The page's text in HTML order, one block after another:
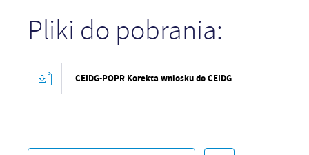
Pliki do pobrania:
CEIDG-POPR Korekta wniosku do CEIDG